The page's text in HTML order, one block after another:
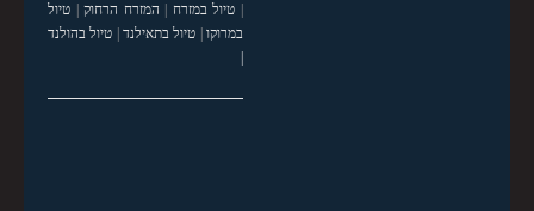
| טיול במזרח | המזרח הרחוק| טיול
במרוקו| טיול בתאילנד| טיול בהולנד
|